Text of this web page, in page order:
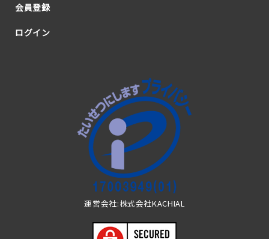
会員登録
ログイン
運営会社:株式会社KACHIAL